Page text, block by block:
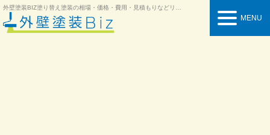
外壁塗装BIZ塗り替え塗装の相場・価格・費用・見積もりなどリフォーム情報を紹介
MENU